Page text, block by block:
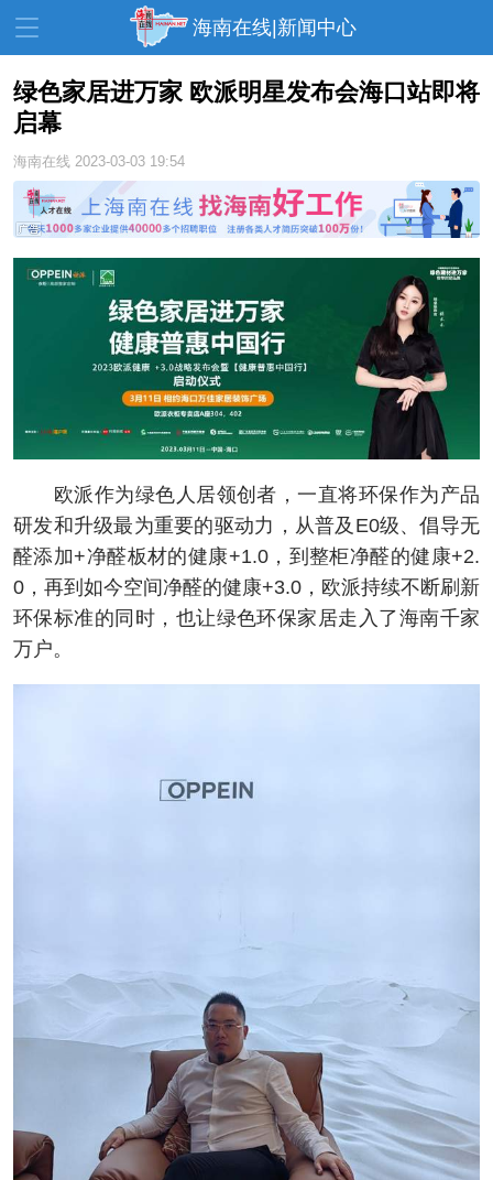
海南在线|新闻中心
资讯中心
文体 消费
教育 健康 房产
家装
演出 活动
走读海南 周末去哪儿
天涯企服
绿色家居进万家 欧派明星发布会海口站即将
启幕
海南在线 2023-03-03 19:54
欧派作为绿色人居领创者，一直将环保作为产品
研发和升级最为重要的驱动力，从普及E0级、倡导无
醛添加+净醛板材的健康+1.0，到整柜净醛的健康+2.
0，再到如今空间净醛的健康+3.0，欧派持续不断刷新
环保标准的同时，也让绿色环保家居走入了海南千家
万户。